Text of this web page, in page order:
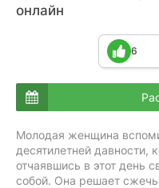
онлайн
6
Молодая женщина
десятилетней давности,
отчаявшись в этот день
собой. Она решает